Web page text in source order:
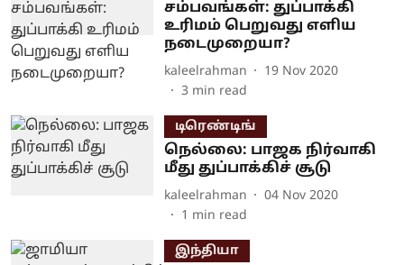
சம்பவங்கள்: துப்பாக்கி
உரிமம் பெறுவது எளிய
நடைமுறையா?
kaleelrahman
19 Nov 2020
3 min read
டிரெண்டிங்
நெல்லை: பாஜக நிர்வாகி
மீது துப்பாக்கிச் சூடு
kaleelrahman
04 Nov 2020
1 min read
இந்தியா